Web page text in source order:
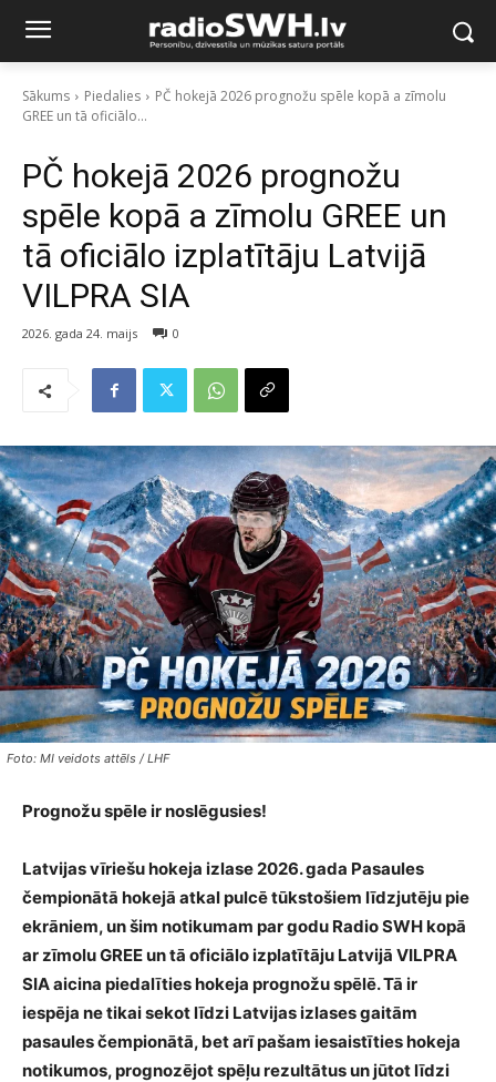
Sākums Piedalies
PČ hokejā 2026 prognožu spēle kopā a zīmolu
GREE un tā oficiālo...
PČ hokejā 2026 prognožu
spēle kopā a zīmolu GREE un
tā oficiālo izplatītāju Latvijā
VILPRA SIA
2026. gada 24. maijs 0
Foto: MI veidots attēls / LHF
Prognožu spēle ir noslēgusies!
Latvijas vīriešu hokeja izlase 2026. gada Pasaules
čempionātā hokejā atkal pulcē tūkstošiem līdzjutēju pie
ekrāniem, un šim notikumam par godu Radio SWH kopā
ar zīmolu GREE un tā oficiālo izplatītāju Latvijā VILPRA
SIA aicina piedalīties hokeja prognožu spēlē. Tā ir
iespēja ne tikai sekot līdzi Latvijas izlases gaitām
pasaules čempionātā, bet arī pašam iesaistīties hokeja
notikumos, prognozējot spēļu rezultātus un jūtot līdzi